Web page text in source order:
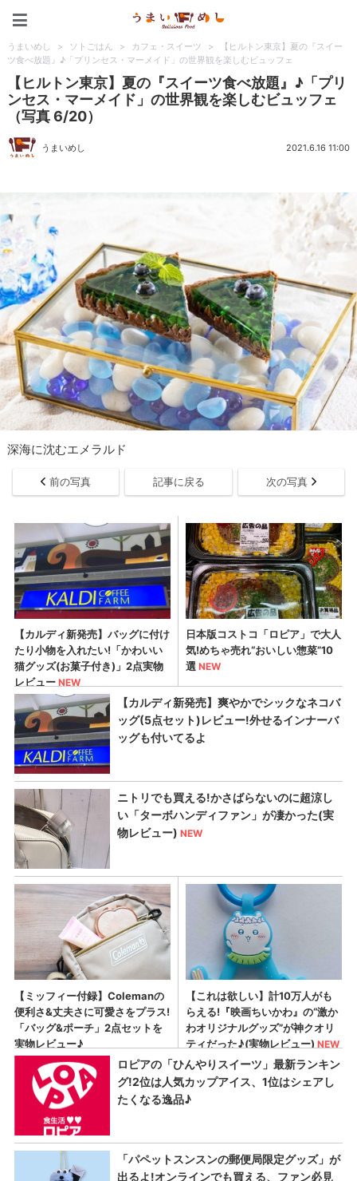
うまいめし > ソトごはん > カフェ・スイーツ >
【ヒルトン東京】夏の『スイー
ツ食べ放題』♪「プリンセス・マーメイド」の世界観を楽しむビュッフェ
【ヒルトン東京】夏の『スイーツ食べ放題』♪「プリ
ンセス・マーメイド」の世界観を楽しむビュッフェ
（写真 6/20）
うまいめし 2021.6.16 11:00
深海に沈むエメラルド
前の写真 記事に戻る 次の写真